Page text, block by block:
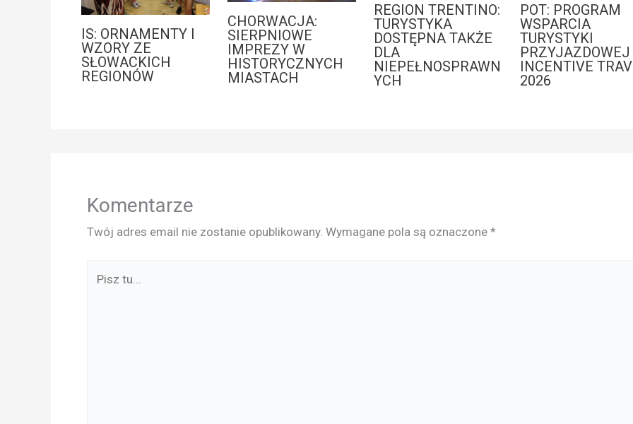
IS: ORNAMENTY I
WZORY ZE
SŁOWACKICH
REGIONÓW
CHORWACJA:
SIERPNIOWE
IMPREZY W
HISTORYCZNYCH
MIASTACH
REGION TRENTINO:
TURYSTYKA
DOSTĘPNA TAKŻE
DLA
NIEPEŁNOSPRAWN
YCH
POT: PROGRAM
WSPARCIA
TURYSTYKI
PRZYJAZDOWEJ
INCENTIVE
2026
Komentarze
Twój adres email nie zostanie opublikowany. Wymagane pola są oznaczone *